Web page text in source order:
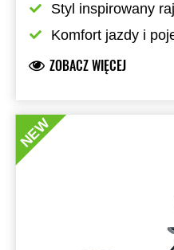
Styl inspirowany
Komfort jazdy i
ZOBACZ WIĘCEJ
NEW